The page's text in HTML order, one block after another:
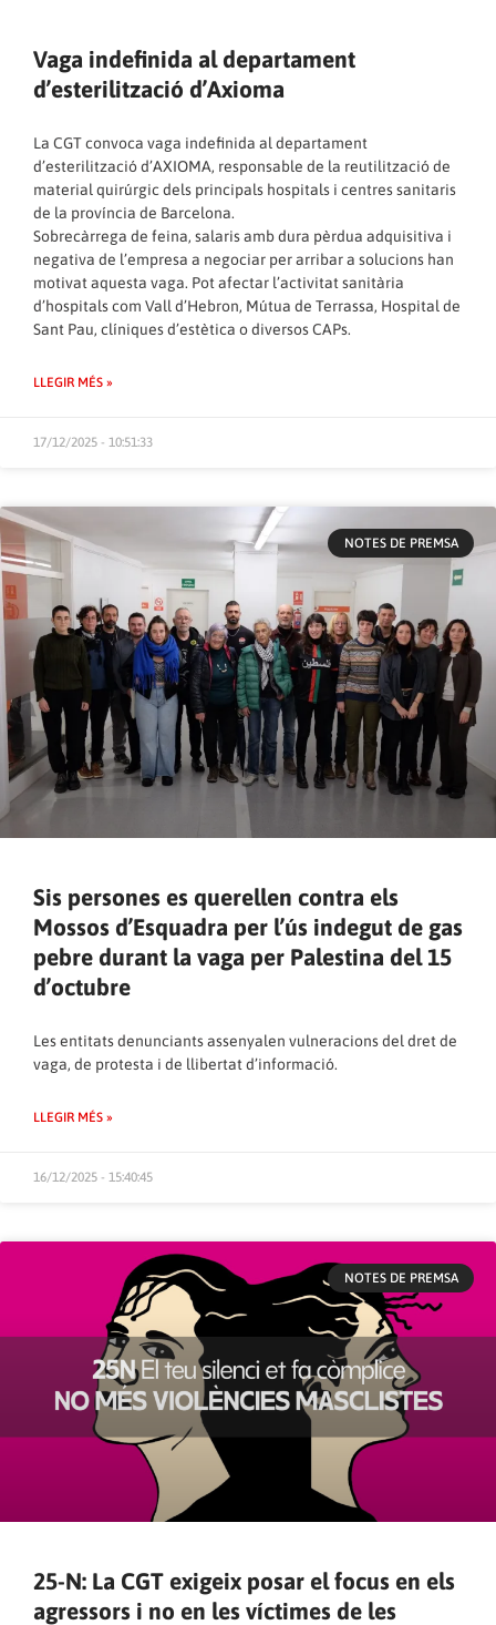
Vaga indefinida al departament
d’esterilització d’Axioma
La CGT convoca vaga indefinida al departament
d’esterilització d’AXIOMA, responsable de la reutilització de
material quirúrgic dels principals hospitals i centres sanitaris
de la província de Barcelona.
Sobrecàrrega de feina, salaris amb dura pèrdua adquisitiva i
negativa de l’empresa a negociar per arribar a solucions han
motivat aquesta vaga. Pot afectar l’activitat sanitària
d’hospitals com Vall d’Hebron, Mútua de Terrassa, Hospital de
Sant Pau, clíniques d’estètica o diversos CAPs.
LLEGIR MÉS »
17/12/2025 - 10:51:33
NOTES DE PREMSA
Sis persones es querellen contra els
Mossos d’Esquadra per l’ús indegut de gas
pebre durant la vaga per Palestina del 15
d’octubre
Les entitats denunciants assenyalen vulneracions del dret de
vaga, de protesta i de llibertat d’informació.
LLEGIR MÉS »
16/12/2025 - 15:40:45
NOTES DE PREMSA
25-N: La CGT exigeix posar el focus en els
agressors i no en les víctimes de les